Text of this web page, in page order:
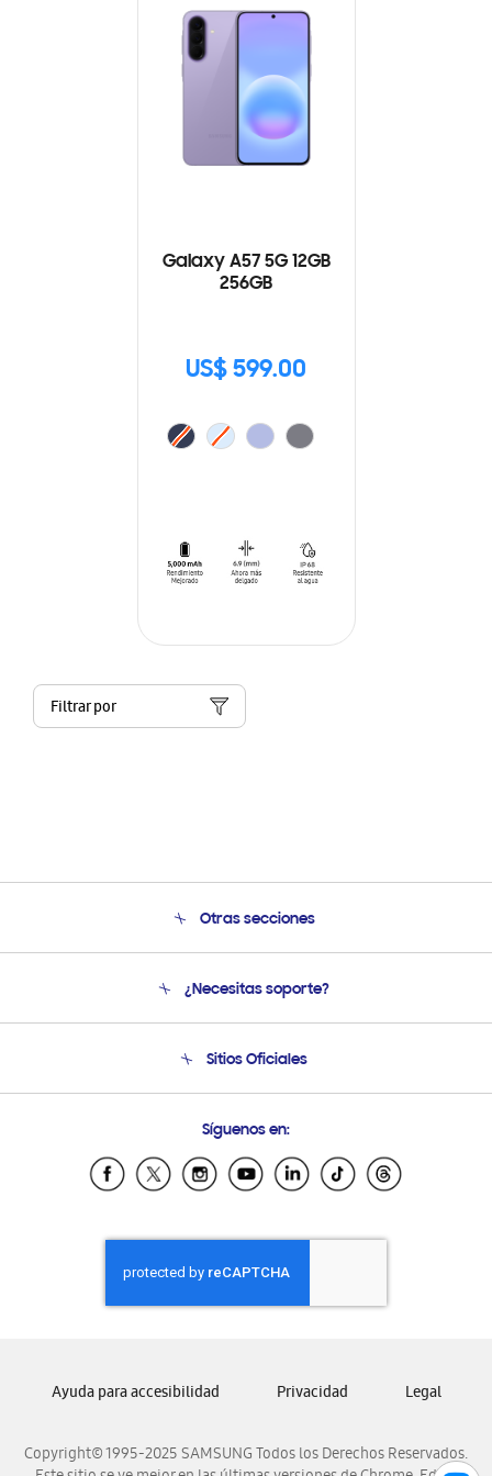
Galaxy A57 5G 12GB
256GB
US$ 599.00
Filtrar por
Otras secciones
Soporte
Condiciones de Compra
¿Necesitas soporte?
Soporte vía eMail
Sitios Oficiales
Samsung Ecuador
Samsung El Salvador
Samsung Honduras
Samsung Nicaragua
Samsung Panamá
Samsung Venezuela
Síguenos en:
Copyright© 1995-2025 SAMSUNG Todos los Derechos Reservados.
Ayuda para accesibilidad Privacidad Legal